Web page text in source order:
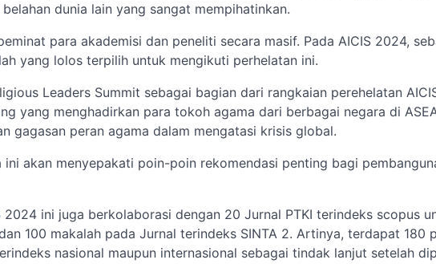
dunia lain yang sangat mempihatinkan.
para akademisi dan peneliti secara masif. Pada AICIS 2024,
yang lolos terpilih untuk mengikuti perhelatan ini.
Leaders Summit sebagai bagian dari rangkaian perehelatan
yang menghadirkan para tokoh agama dari berbagai negara di
gagasan peran agama dalam mengatasi krisis global.
akan menyepakati poin-poin rekomendasi penting bagi
2024 ini juga berkolaborasi dengan 20 Jurnal PTKI terindeks scopus
100 makalah pada Jurnal terindeks SINTA 2. Artinya, terdapat 180
nasional maupun internasional sebagai tindak lanjut setelah